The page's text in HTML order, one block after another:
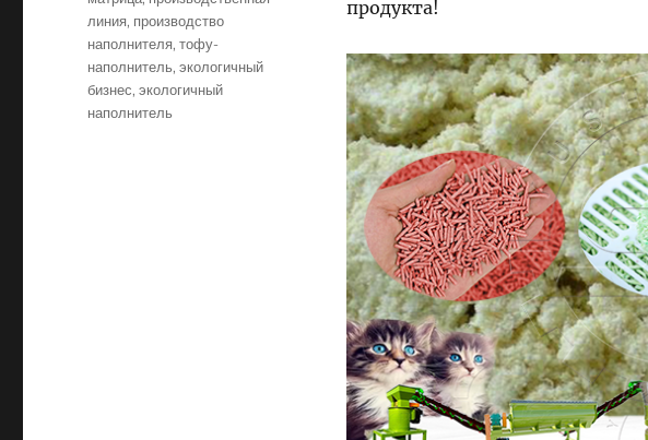
продукта!
линия, производство
наполнителя,тофу-
наполнитель,экологичный
бизнес,экологичный
наполнитель